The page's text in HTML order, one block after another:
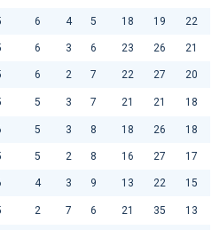
6 4 5 18 19 22
6 3 6 23 26 21
6 2 7 22 27 20
5 3 7 21 21 18
5 3 8 18 26 18
5 2 8 16 27 17
4 3 9 13 22 15
2 7 6 21 35 13